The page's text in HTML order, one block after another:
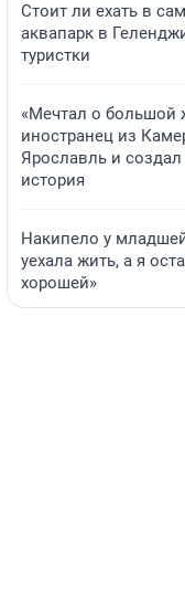
Стоит ли ехать в
аквапарк в
туристки
«Мечтал о большой
иностранец из
Ярославль и
история
Накипело у
уехала жить, а я
хорошей»